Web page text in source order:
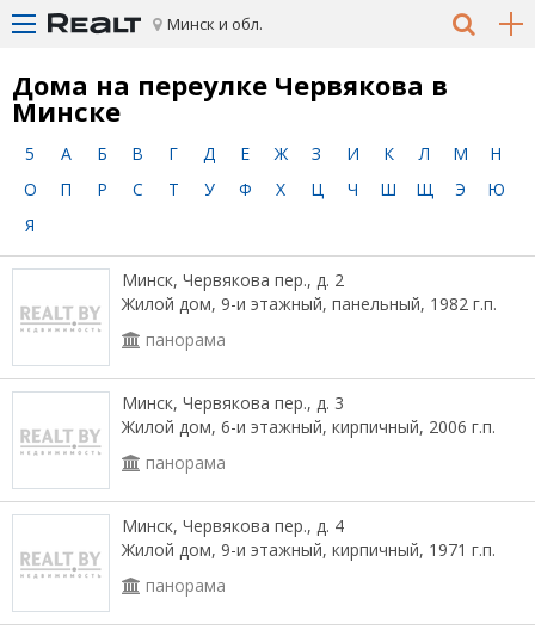
Минск и обл.
Дома на переулке Червякова в
Минске
5 А Б В Г Д Е Ж З И К Л М
Н
О
П Р С Т У Ф Х Ц Ч Ш Щ Э
Ю
Я
Минск, Червякова пер., д. 2
Жилой дом, 9-и этажный, панельный, 1982 г.п.
панорама
Минск, Червякова пер., д. 3
Жилой дом, 6-и этажный, кирпичный, 2006 г.п.
панорама
Минск, Червякова пер., д. 4
Жилой дом, 9-и этажный, кирпичный, 1971 г.п.
панорама